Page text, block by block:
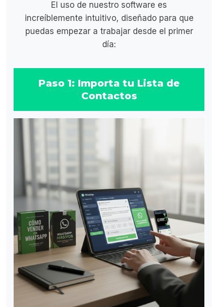
El uso de nuestro software es
increíblemente intuitivo, diseñado para que
puedas empezar a trabajar desde el primer
día:
Paso 1: Importa tu Lista de
Contactos